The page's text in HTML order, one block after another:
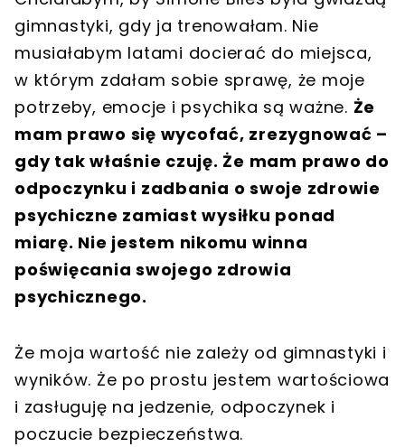
gimnastyki, gdy ja trenowałam. Nie
musiałabym latami docierać do miejsca,
w którym zdałam sobie sprawę, że moje
potrzeby, emocje i psychika są ważne. Że
mam prawo się wycofać, zrezygnować –
gdy tak właśnie czuję. Że mam prawo do
odpoczynku i zadbania o swoje zdrowie
psychiczne zamiast wysiłku ponad
miarę. Nie jestem nikomu winna
poświęcania swojego zdrowia
psychicznego.
Że moja wartość nie zależy od gimnastyki i
wyników. Że po prostu jestem wartościowa
i zasługuję na jedzenie, odpoczynek i
poczucie bezpieczeństwa.